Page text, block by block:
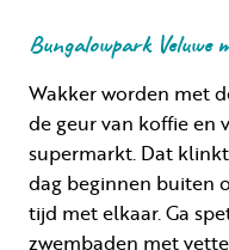
Bungalowpark Veluwe
Wakker worden met
de geur van koffie en
supermarkt. Dat
dag beginnen buiten
tijd met elkaar. Ga
zwembaden met